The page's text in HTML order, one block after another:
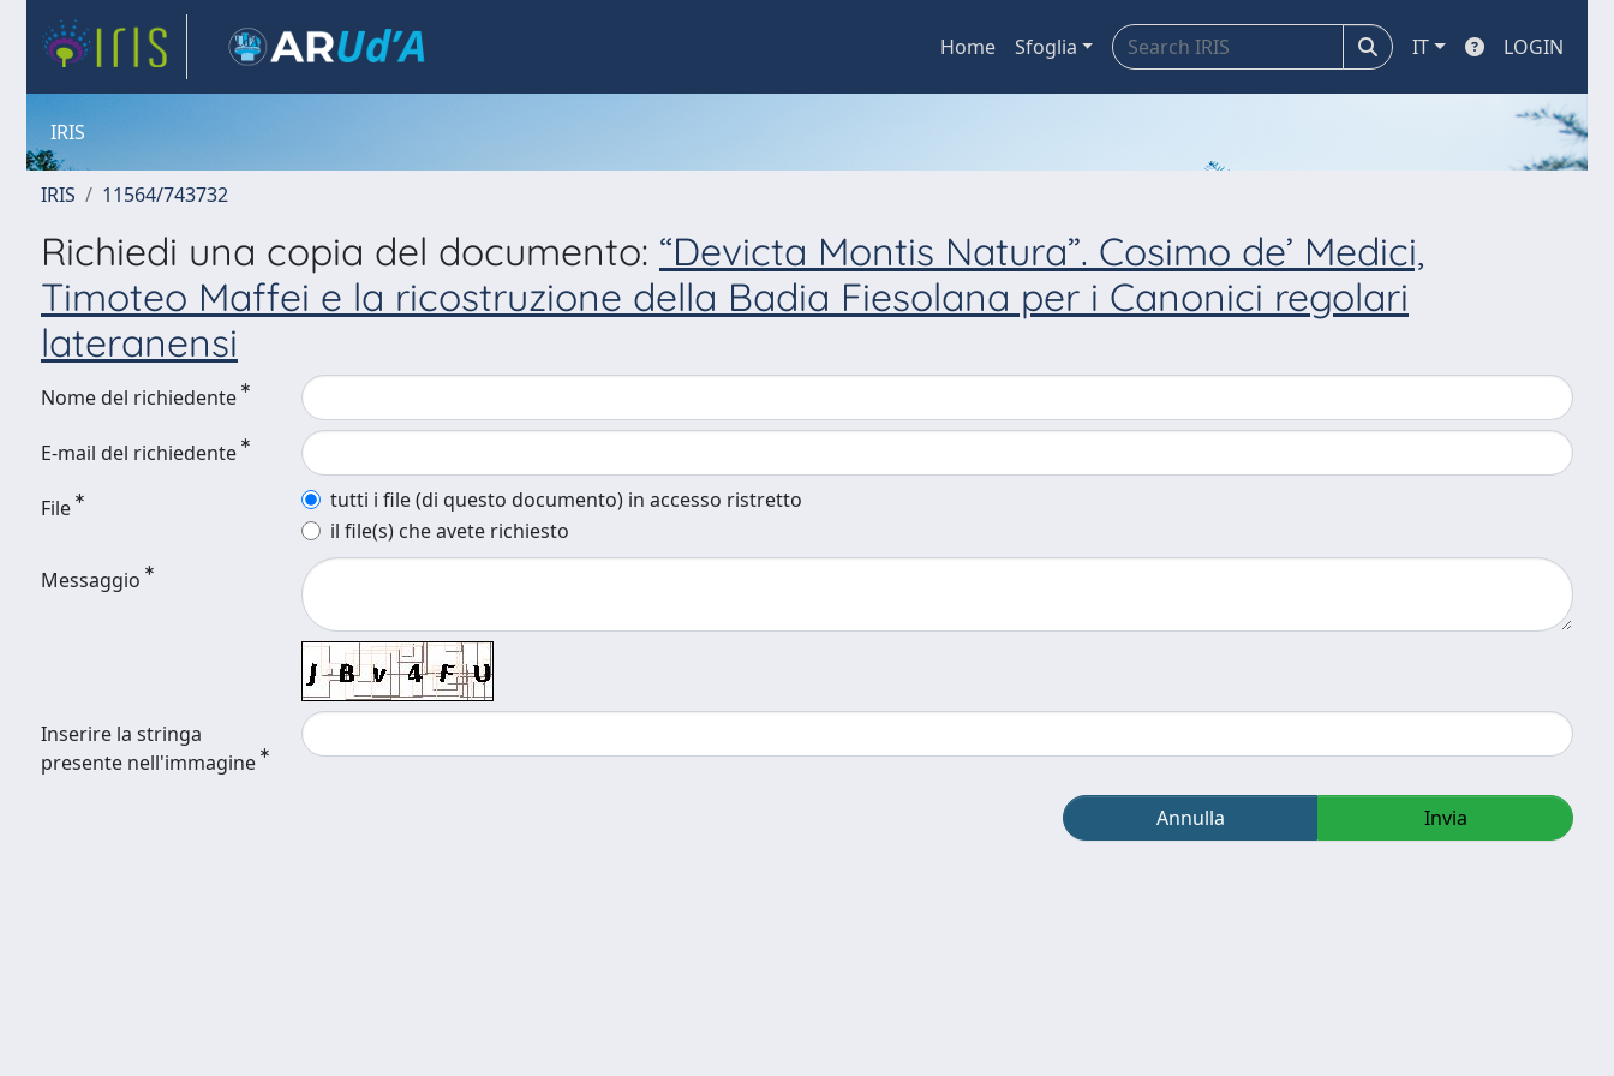
Home Sfoglia IT LOGIN
IRIS
IRIS 11564/743732
Richiedi una copia del documento: “Devicta Montis Natura”. Cosimo de’ Medici,
Timoteo Maffei e la ricostruzione della Badia Fiesolana per i Canonici regolari
lateranensi
Nome del richiedente
E-mail del richiedente
File
tutti i file (di questo documento) in accesso ristretto
il file(s) che avete richiesto
Messaggio
Inserire la stringa
presente nell'immagine
Annulla Invia